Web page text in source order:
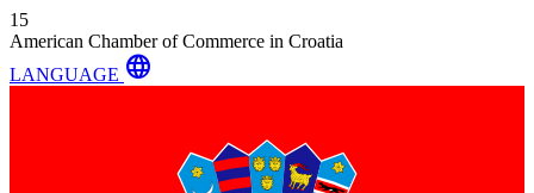
15
American Chamber of Commerce in Croatia
LANGUAGE language